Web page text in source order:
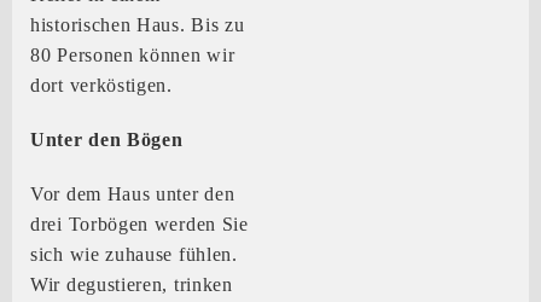
historischen Haus. Bis zu
80 Personen können wir
dort verköstigen.
Unter den Bögen
Vor dem Haus unter den
drei Torbögen werden Sie
sich wie zuhause fühlen.
Wir degustieren, trinken